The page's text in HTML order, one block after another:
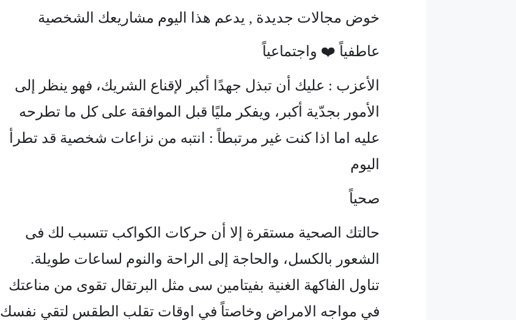
خوض مجالات جديدة , يدعم هذا اليوم مشاريعك الشخصية
عاطفياً ❤️ واجتماعياً
الأعزب : عليك أن تبذل جهدًا أكبر لإقناع الشريك، فهو ينظر إلى
الأمور بجدّية أكبر، ويفكر مليًا قبل الموافقة على كل ما تطرحه
عليه اما اذا كنت غير مرتبطاً : انتبه من نزاعات شخصية قد تطرأ
اليوم
صحياً
حالتك الصحية مستقرة إلا أن حركات الكواكب تتسبب لك فى
الشعور بالكسل، والحاجة إلى الراحة والنوم لساعات طويلة.
تناول الفاكهة الغنية بفيتامين سى مثل البرتقال تقوى من مناعتك
في مواجه الامراض وخاصتاً في اوقات تقلب الطقس لتقي نفسك